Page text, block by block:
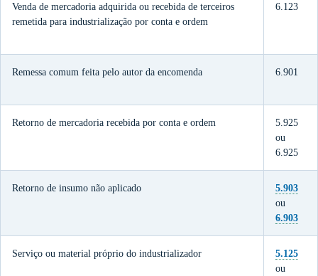
Venda de mercadoria adquirida ou recebida de terceiros
remetida para industrialização por conta e ordem
6.123
Remessa comum feita pelo autor da encomenda 6.901
Retorno de mercadoria recebida por conta e ordem
5.925
ou
6.925
Retorno de insumo não aplicado
5.903
ou
6.903
Serviço ou material próprio do industrializador
5.125
ou